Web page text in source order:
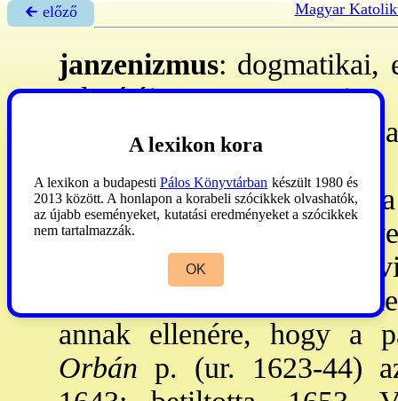
🡰 előző Magyar
janzenizmus: dogmatikai,
Alapítója C.→Jansenius.
szemben álltak
összecsapások során
ítélte el. Jansenius fő
meg, de 100 évig tartó
újra meg újra
annak ellenére, hogy a
Orbán p. (ur. 1623-44)
A lexikon kora
A lexikon a budapesti Pálos Könyvtárban készült 1980 és
2013 között. A honlapon a korabeli szócikkek olvashatók,
az újabb eseményeket, kutatási eredményeket a szócikkek
nem tartalmazzák.
OK